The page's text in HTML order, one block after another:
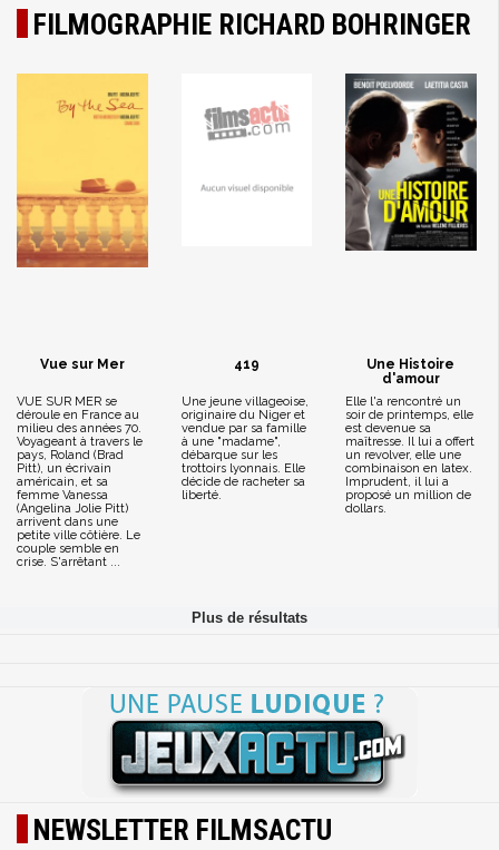
FILMOGRAPHIE RICHARD BOHRINGER
Vue sur Mer
VUE SUR MER se
déroule en France au
milieu des années 70.
Voyageant à travers le
pays, Roland (Brad
Pitt), un écrivain
américain, et sa
femme Vanessa
(Angelina Jolie Pitt)
arrivent dans une
petite ville côtière. Le
couple semble en
crise. S'arrêtant ...
419
Une jeune villageoise,
originaire du Niger et
vendue par sa famille
à une "madame",
débarque sur les
trottoirs lyonnais. Elle
décide de racheter sa
liberté.
Une Histoire
d'amour
Elle l'a rencontré un
soir de printemps, elle
est devenue sa
maîtresse. Il lui a offert
un revolver, elle une
combinaison en latex.
Imprudent, il lui a
proposé un million de
dollars.
NEWSLETTER FILMSACTU